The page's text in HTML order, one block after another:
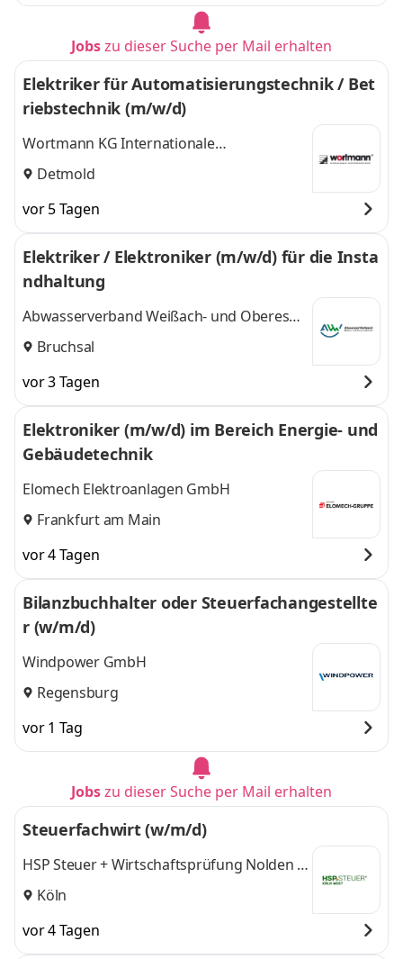
Jobszu dieser Suche per Mail erhalten
Elektriker für Automatisierungstechnik / Bet
riebstechnik (m/w/d)
Wortmann KG Internationale
Schuhproduktionen
Detmold
vor 5 Tagen
Elektriker / Elektroniker (m/w/d) für die Insta
ndhaltung
Abwasserverband Weißach- und Oberes
Saalbachtal
Bruchsal
vor 3 Tagen
Elektroniker (m/w/d) im Bereich Energie- und
Gebäudetechnik
Elomech Elektroanlagen GmbH
Frankfurt am Main
vor 4 Tagen
Bilanzbuchhalter oder Steuerfachangestellte
r (w/m/d)
Windpower GmbH
Regensburg
vor 1 Tag
Jobszu dieser Suche per Mail erhalten
Steuerfachwirt (w/m/d)
HSP Steuer + Wirtschaftsprüfung Nolden &
Bougé Partnerschaftsgesellschaft mbB
Köln
vor 4 Tagen